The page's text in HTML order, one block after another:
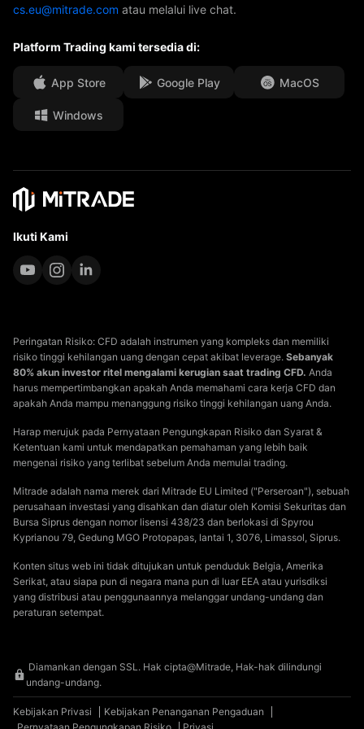
Penghargaan Kami
Pusat Media
kesempatan Kerja
Dokumen Hukum
Pusat Bantuan
FAQ
cs.eu@mitrade.com atau melalui live chat.
Platform Trading kami tersedia di:
App Store Google Play MacOS
Windows
Ikuti Kami
Peringatan Risiko: CFD adalah instrumen yang kompleks dan memiliki
risiko tinggi kehilangan uang dengan cepat akibat leverage. Sebanyak
80% akun investor ritel mengalami kerugian saat trading CFD. Anda
harus mempertimbangkan apakah Anda memahami cara kerja CFD dan
apakah Anda mampu menanggung risiko tinggi kehilangan uang Anda.
Harap merujuk pada Pernyataan Pengungkapan Risiko dan Syarat &
Ketentuan kami untuk mendapatkan pemahaman yang lebih baik
mengenai risiko yang terlibat sebelum Anda memulai trading.
Mitrade adalah nama merek dari Mitrade EU Limited ("Perseroan"), sebuah
perusahaan investasi yang disahkan dan diatur oleh Komisi Sekuritas dan
Bursa Siprus dengan nomor lisensi 438/23 dan berlokasi di Spyrou
Kyprianou 79, Gedung MGO Protopapas, lantai 1, 3076, Limassol, Siprus.
Konten situs web ini tidak ditujukan untuk penduduk Belgia, Amerika
Serikat, atau siapa pun di negara mana pun di luar EEA atau yurisdiksi
yang distribusi atau penggunaannya melanggar undang-undang dan
peraturan setempat.
Diamankan dengan SSL. Hak cipta@Mitrade, Hak-hak dilindungi
undang-undang.
Kebijakan Privasi
Kebijakan Penanganan Pengaduan